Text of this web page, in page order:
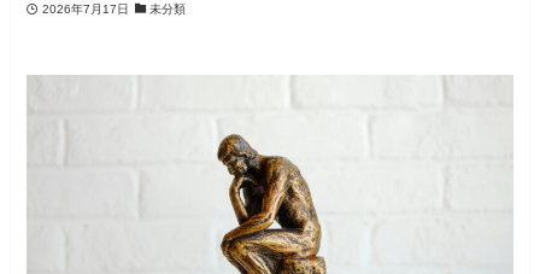
2026年7月17日 未分類